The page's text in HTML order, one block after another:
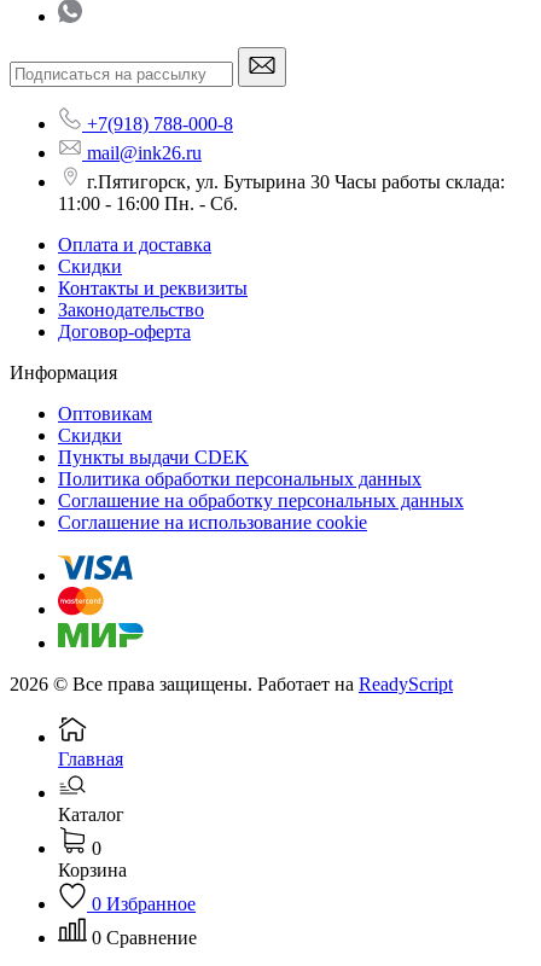
+7(918) 788-000-8
mail@ink26.ru
г.Пятигорск, ул. Бутырина 30 Часы работы склада:
11:00 - 16:00 Пн. - Сб.
Оплата и доставка
Скидки
Контакты и реквизиты
Законодательство
Договор-оферта
Информация
Оптовикам
Скидки
Пункты выдачи CDEK
Политика обработки персональных данных
Соглашение на обработку персональных данных
Соглашение на использование cookie
2026 © Все права защищены. Работает на ReadyScript
Главная
Каталог
0
Корзина
0 Избранное
0 Сравнение